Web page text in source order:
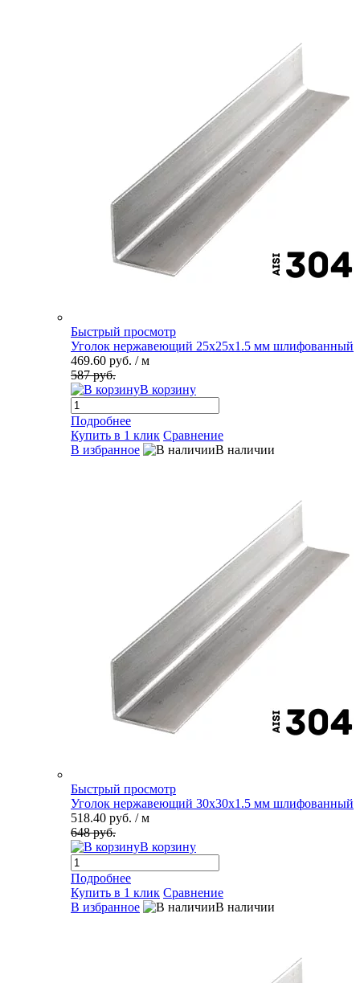
Быстрый просмотр
Уголок нержавеющий 25х25х1.5 мм шлифованный
469.60 руб. / м
587 руб.
В корзину
Подробнее
Купить в 1 клик Сравнение
В избранное
В наличии
Быстрый просмотр
Уголок нержавеющий 30х30х1.5 мм шлифованный
518.40 руб. / м
648 руб.
В корзину
Подробнее
Купить в 1 клик Сравнение
В избранное
В наличии